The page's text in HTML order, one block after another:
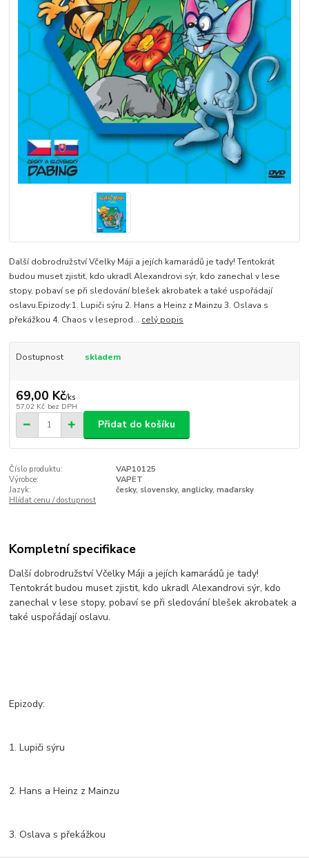
Další dobrodružství Včelky Máji a jejích kamarádů je tady! Tentokrát
budou muset zjistit, kdo ukradl Alexandrovi sýr, kdo zanechal v lese
stopy, pobaví se při sledování blešek akrobatek a také uspořádají
oslavu.Epizody:1. Lupiči sýru 2. Hans a Heinz z Mainzu 3. Oslava s
překážkou 4. Chaos v leseprod... celý popis
Dostupnost skladem
69,00 Kč/ks
57,02 Kč bez DPH
Přidat do košíku
Číslo produktu:
VAP10125
Výrobce:
VAPET
Jazyk:
česky, slovensky, anglicky, maďarsky
Hlídat cenu / dostupnost
Kompletní specifikace
Další dobrodružství Včelky Máji a jejích kamarádů je tady!
Tentokrát budou muset zjistit, kdo ukradl Alexandrovi sýr, kdo
zanechal v lese stopy, pobaví se při sledování blešek akrobatek a
také uspořádají oslavu.
Epizody:
1. Lupiči sýru
2. Hans a Heinz z Mainzu
3. Oslava s překážkou